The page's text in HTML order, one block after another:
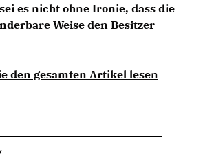
es nicht ohne Ironie, dass die
Weise den Besitzer
den gesamten Artikel lesen